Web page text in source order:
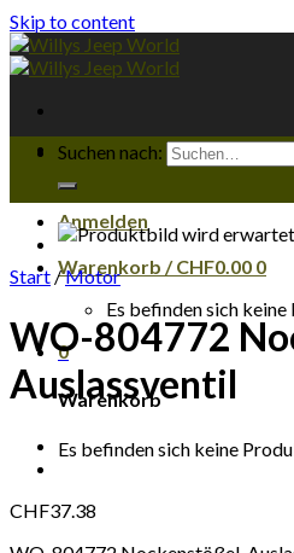
Skip to content
Suchen nach:
Anmelden
Warenkorb /CHF0.00 0
Es befinden sich
0
Warenkorb
Es befinden sich keine
Start /Motor
WO-804772
Auslassventil
CHF37.38